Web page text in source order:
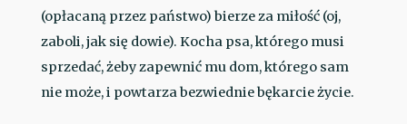
(opłacaną przez państwo) bierze za miłość (oj,
zaboli, jak się dowie). Kocha psa, którego musi
sprzedać, żeby zapewnić mu dom, którego sam
nie może, i powtarza bezwiednie bękarcie życie.